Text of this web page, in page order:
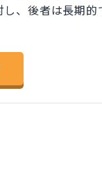
、後者は長期